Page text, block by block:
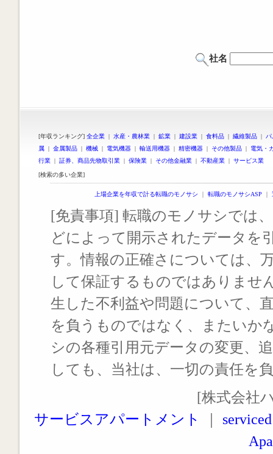
社名
[年収ランキング] 全企業 | 水産・農林業 | 鉱業 | 建設業 | 食料品 | 繊維製品 |
属 | 金属製品 | 機械 | 電気機器 | 輸送用機器 | 精密機器 | その他製品 | 電気・
行業 | 証券、商品先物取引業 | 保険業 | その他金融業 | 不動産業 | サービス業
[検索の多い企業]
上場企業を年収で計る転職のモノサシ ｜ 転職のモノサシASP ｜
[免責事項] 転職のモノサシでは
どによって開示されたデータを
す。情報の正確さについては、
して保証するものではありませ
生した不利益や問題について、
を負うものではなく、またいか
シの各種引用元データの変更、
しても、当社は、一切の責任を
[株式会社
サービスアパートメント